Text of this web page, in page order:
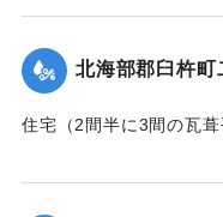
校舎は6分方しか竣成し
【出典：大分新聞 大正7
｜固有コード: 002680197
北海部郡臼杵町
住宅（2間半に3間の瓦葺